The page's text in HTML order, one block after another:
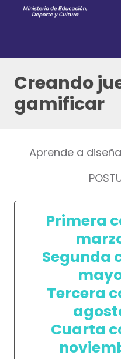
Creando
gamificar
Aprende a
Primera
Segunda
Tercera
Cuarta